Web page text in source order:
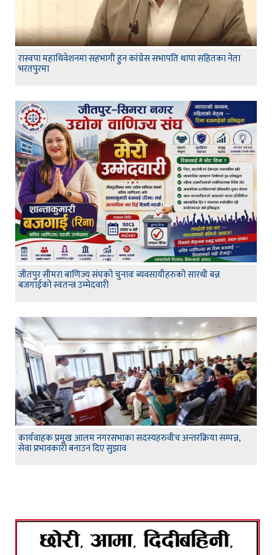
रास्वपा महाधिवेशनमा सहभागी हुन कांग्रेस सभापति थापा सहितका नेता
भरतपुरमा
जीतपुर सीमरा बाणिज्य संघको चुनावः ब्यवसायीहरुको सारथी बन्न
बजगाईको स्वतन्त्र उम्मेदवारी
कार्यवाहक प्रमुख आलम नगरसभाका सदस्यहरुवीच अन्तरक्रिया सम्पन्न,
सेवा प्रभावकारी बनाउन दिए सुझाव